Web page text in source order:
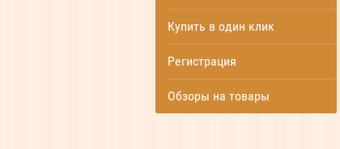
Купить в один клик
Регистрация
Обзоры на товары